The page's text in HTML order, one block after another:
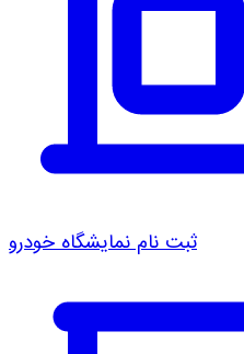
ثبت نام نمایشگاه خودرو